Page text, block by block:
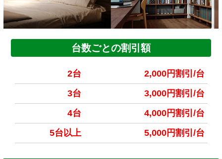
台数ごとの割引額
2台
2,000円割引/台
3台
3,000円割引/台
4台
4,000円割引/台
5台以上
5,000円割引/台